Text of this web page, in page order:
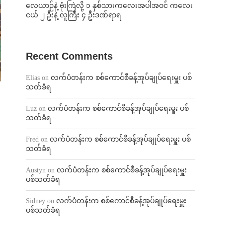
⁨လေယာဉ်နဲ့ ဗုံးကြဲလို့ ၁ နှစ်သားကလေးအပါအဝင် ကလေး
ငယ် ၂ ဦးနဲ့ လူကြီး ၄ ဦးဒဏ်ရာရ
Recent Comments
Elias on လက်ပံတန်းက စစ်ကောင်စီခန့်အုပ်ချုပ်ရေးမှူး ပစ်
သတ်ခံရ
Luz on လက်ပံတန်းက စစ်ကောင်စီခန့်အုပ်ချုပ်ရေးမှူး ပစ်
သတ်ခံရ
Fred on လက်ပံတန်းက စစ်ကောင်စီခန့်အုပ်ချုပ်ရေးမှူး ပစ်
သတ်ခံရ
Austyn on လက်ပံတန်းက စစ်ကောင်စီခန့်အုပ်ချုပ်ရေးမှူး
ပစ်သတ်ခံရ
Sidney on လက်ပံတန်းက စစ်ကောင်စီခန့်အုပ်ချုပ်ရေးမှူး
ပစ်သတ်ခံရ